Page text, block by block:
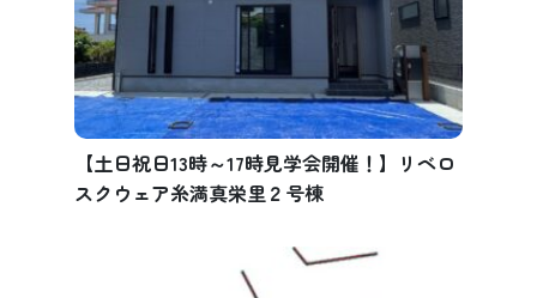
【土日祝日13時～17時見学会開催！】リベロ
スクウェア糸満真栄里２号棟